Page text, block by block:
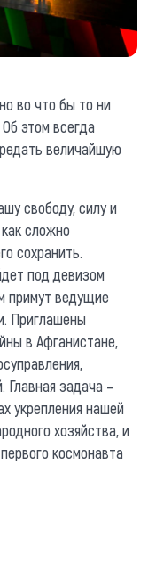
во что бы то ни
этом всегда
величайшую
свободу, силу и
сложно
сохранить.
под девизом
примут ведущие
Приглашены
в Афганистане,
задача –
укрепления нашей
хозяйства, и
космонавта